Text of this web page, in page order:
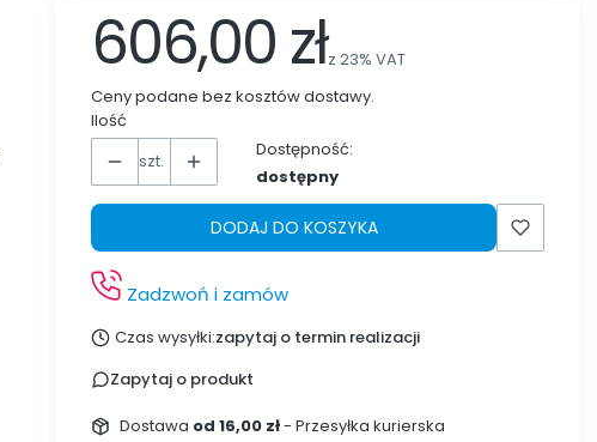
606,00 złz 23% VAT
Ceny podane bez kosztów dostawy.
Ilość
szt.
Dostępność:
dostępny
DODAJ DO KOSZYKA
Zadzwoń i zamów
Czas wysyłki:zapytaj o termin realizacji
Zapytaj o produkt
Dostawa od 16,00 zł- Przesyłka kurierska